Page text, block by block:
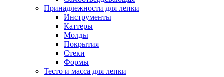
Принадлежности для лепки
Инструменты
Каттеры
Молды
Покрытия
Стеки
Формы
Тесто и масса для лепки